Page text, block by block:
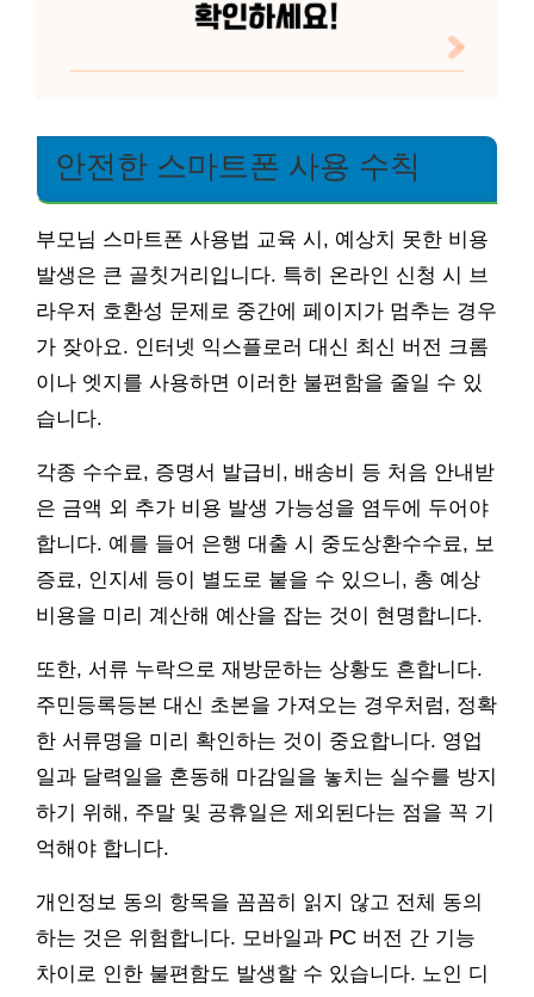
안전한 스마트폰 사용 수칙
부모님 스마트폰 사용법 교육 시, 예상치 못한 비용
발생은 큰 골칫거리입니다. 특히 온라인 신청 시 브
라우저 호환성 문제로 중간에 페이지가 멈추는 경우
가 잦아요. 인터넷 익스플로러 대신 최신 버전 크롬
이나 엣지를 사용하면 이러한 불편함을 줄일 수 있
습니다.
각종 수수료, 증명서 발급비, 배송비 등 처음 안내받
은 금액 외 추가 비용 발생 가능성을 염두에 두어야
합니다. 예를 들어 은행 대출 시 중도상환수수료, 보
증료, 인지세 등이 별도로 붙을 수 있으니, 총 예상
비용을 미리 계산해 예산을 잡는 것이 현명합니다.
또한, 서류 누락으로 재방문하는 상황도 흔합니다.
주민등록등본 대신 초본을 가져오는 경우처럼, 정확
한 서류명을 미리 확인하는 것이 중요합니다. 영업
일과 달력일을 혼동해 마감일을 놓치는 실수를 방지
하기 위해, 주말 및 공휴일은 제외된다는 점을 꼭 기
억해야 합니다.
개인정보 동의 항목을 꼼꼼히 읽지 않고 전체 동의
하는 것은 위험합니다. 모바일과 PC 버전 간 기능
차이로 인한 불편함도 발생할 수 있습니다. 노인 디